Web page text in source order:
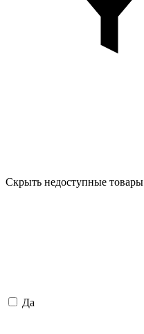
Скрыть недоступные товары
Да